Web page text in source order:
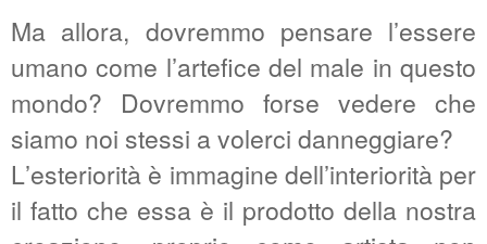
Ma allora, dovremmo pensare l’essere
umano come l’artefice del male in questo
mondo? Dovremmo forse vedere che
siamo noi stessi a volerci danneggiare?
L’esteriorità è immagine dell’interiorità per
il fatto che essa è il prodotto della nostra